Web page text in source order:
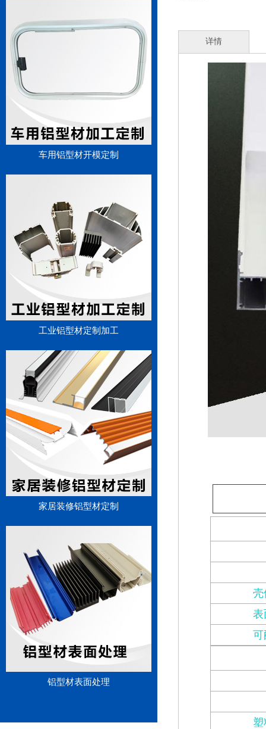
车用铝型材开模定制
工业铝型材定制加工
家居装修铝型材定制
铝型材表面处理
详情
壳
表
可